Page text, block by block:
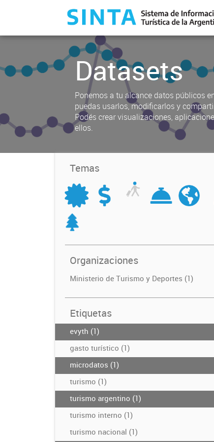
Datasets
Ponemos a tu alcance datos públicos
puedas usarlos, modificarlos y
Podés crear visualizaciones,
ellos.
Temas
Organizaciones
Ministerio de Turismo y Deportes (1)
Etiquetas
evyth (1)
gasto turístico (1)
microdatos (1)
turismo (1)
turismo argentino (1)
turismo interno (1)
turismo nacional (1)